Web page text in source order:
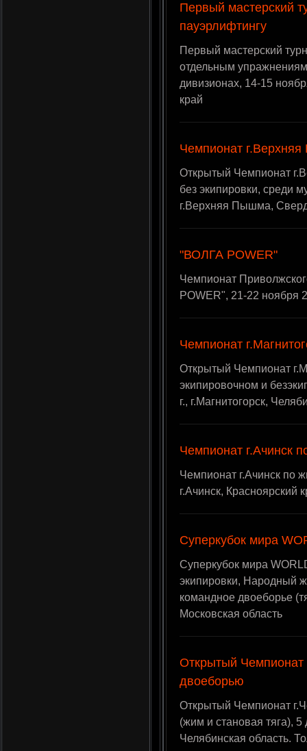
Первый мастерский
пауэрлифтингу
Первый мастерский
отдельным
дивизионах, 14-15
край
Чемпионат
Открытый Чемпионат
без экипировки, среди
г.Верхняя Пышма,
"ВОЛГА POWER"
Чемпионат
POWER", 21-22 ноября
Чемпионат
Открытый Чемпионат
экипировочном и
г., г.Магнитогорск,
Чемпионат г.Ачинск
Чемпионат г.Ачинск по
г.Ачинск, Красноярский
Суперкубок мира
Суперкубок мира
экипировки, Народный
командное двоеборье
Московская область
Открытый Чемпионат
двоеборью
Открытый Чемпионат
(жим и становая тяга), 5
Челябинская область.